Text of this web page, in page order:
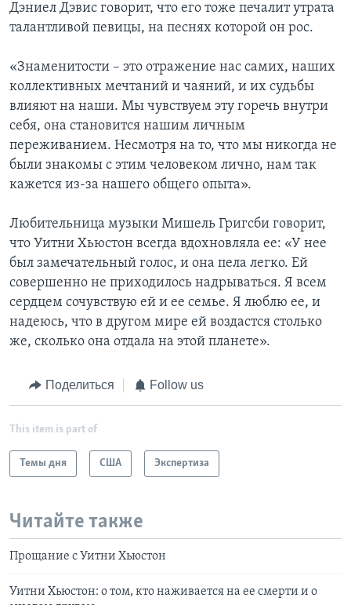
Дэниел Дэвис говорит, что его тоже печалит утрата
талантливой певицы, на песнях которой он рос.
«Знаменитости – это отражение нас самих, наших
коллективных мечтаний и чаяний, и их судьбы
влияют на наши. Мы чувствуем эту горечь внутри
себя, она становится нашим личным
переживанием. Несмотря на то, что мы никогда не
были знакомы с этим человеком лично, нам так
кажется из-за нашего общего опыта».
Любительница музыки Мишель Григсби говорит,
что Уитни Хьюстон всегда вдохновляла ее: «У нее
был замечательный голос, и она пела легко. Ей
совершенно не приходилось надрываться. Я всем
сердцем сочувствую ей и ее семье. Я люблю ее, и
надеюсь, что в другом мире ей воздастся столько
же, сколько она отдала на этой планете».
Поделиться Follow us
This item is part of
Темы дня США Экспертиза
Читайте также
Прощание с Уитни Хьюстон
Уитни Хьюстон: о том, кто наживается на ее смерти и о